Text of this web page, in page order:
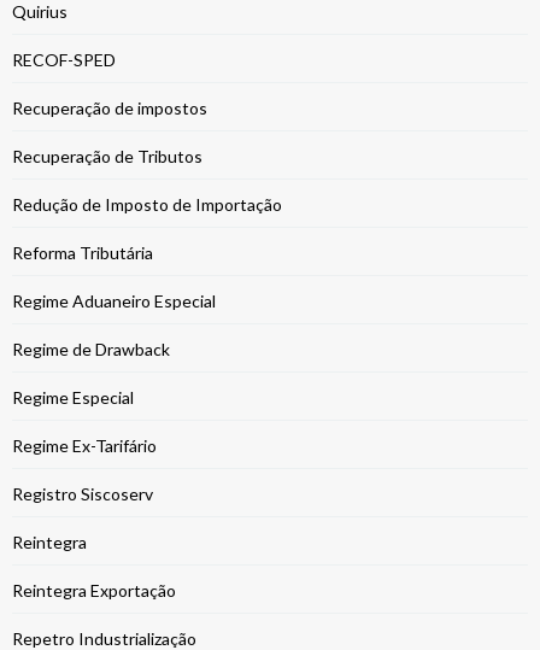
Quirius
RECOF-SPED
Recuperação de impostos
Recuperação de Tributos
Redução de Imposto de Importação
Reforma Tributária
Regime Aduaneiro Especial
Regime de Drawback
Regime Especial
Regime Ex-Tarifário
Registro Siscoserv
Reintegra
Reintegra Exportação
Repetro Industrialização